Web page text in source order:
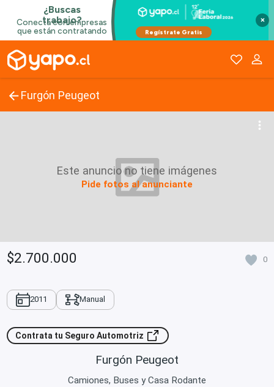
×
Furgón Peugeot
Este anuncio no tiene imágenes
Pide fotos al anunciante
$2.700.000 0
2011 Manual
Contrata tu Seguro Automotriz
Furgón Peugeot
Camiones, Buses y Casa Rodante